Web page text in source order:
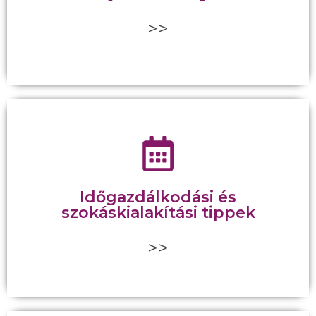
>>
Időgazdálkodási és
szokáskialakítási tippek
>>
Tudom, hogy pont elég a családban is helyt állnod,
anélkül, hogy még egy rendszeres programot is
beiktatnál a napirendedbe. Egy módszer
sikeressége sokszor azon múlik, hogy a megtanult
gyakorlatokat valóban az életed részévé tudod-e
tenni. Ezért ennyire fontos része a programnak az